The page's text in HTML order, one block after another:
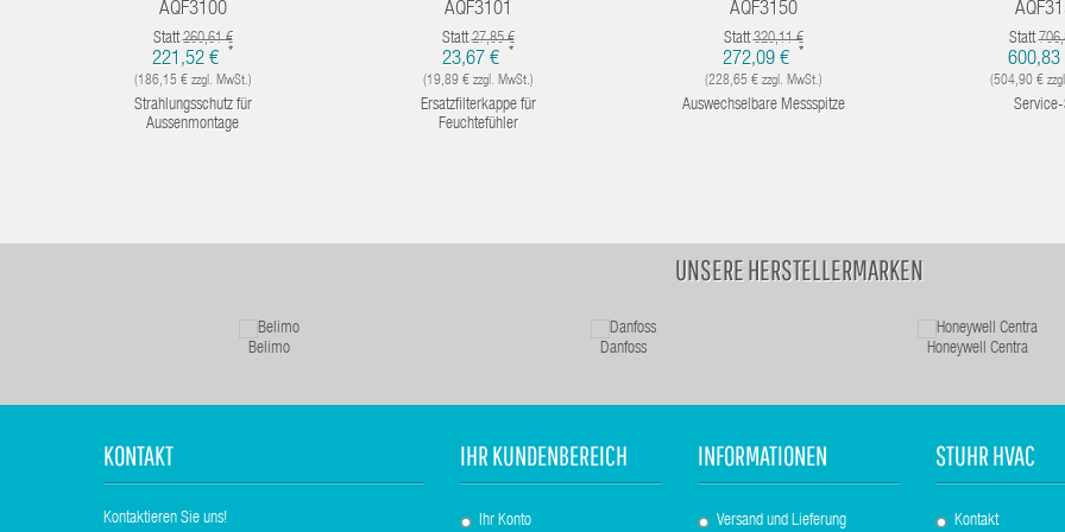
AQF3100
Statt260,61 €
221,52 € *
(186,15 € zzgl. MwSt.)
Strahlungsschutz für
Aussenmontage
AQF3101
Statt27,85 €
23,67 € *
(19,89 € zzgl. MwSt.)
Ersatzfilterkappe für
Feuchtefühler
AQF3150
Statt320,11 €
272,09 € *
(228,65 € zzgl. MwSt.)
Auswechselbare Messspitze
Statt
600,83
(504,90 €
UNSERE HERSTELLERMARKEN
Belimo Danfoss Honeywell Centra
KONTAKT
Kontaktieren Sie uns!
IHR KUNDENBEREICH
Ihr Konto
INFORMATIONEN
Versand und Lieferung
STUHR HVAC
Kontakt